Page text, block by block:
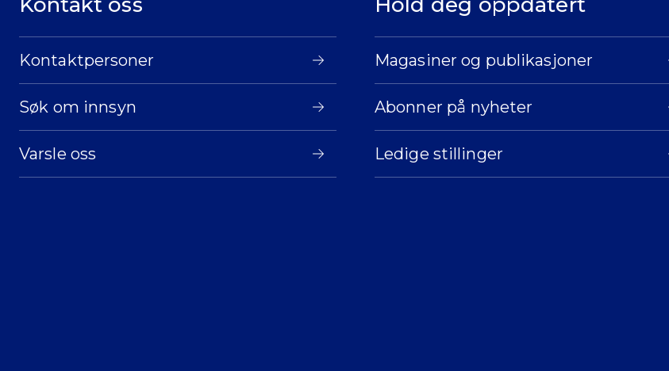
Kontaktpersoner
Søk om innsyn
Varsle oss
Magasiner og publikasjoner
Abonner på nyheter
Ledige stillinger